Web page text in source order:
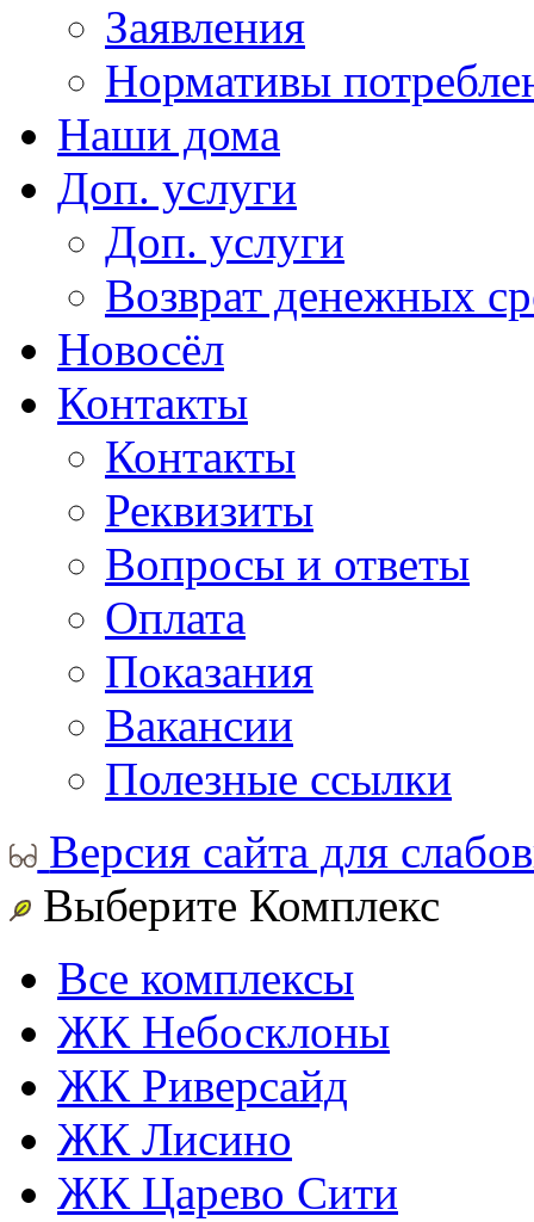
Заявления
Нормативы
Наши дома
Доп. услуги
Доп. услуги
Возврат денежных
Новосёл
Контакты
Контакты
Реквизиты
Вопросы и ответы
Оплата
Показания
Вакансии
Полезные ссылки
Версия сайта для
Выберите Комплекс
Все комплексы
ЖК Небосклоны
ЖК Риверсайд
ЖК Лисино
ЖК Царево Сити